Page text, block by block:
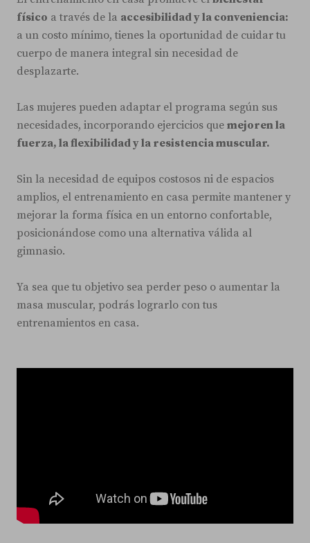
físico a través de la accesibilidad y la conveniencia:
a un costo mínimo, tienes la oportunidad de cuidar tu
cuerpo de manera integral sin necesidad de
desplazarte.
Las mujeres pueden adaptar el programa según sus
necesidades, incorporando ejercicios que mejoren la
fuerza, la flexibilidad y la resistencia muscular.
Sin la necesidad de equipos costosos ni de espacios
amplios, el entrenamiento en casa permite mantener y
mejorar la forma física en un entorno confortable,
posicionándose como una alternativa válida al
gimnasio.
Ya sea que tu objetivo sea perder peso o aumentar la
masa muscular, podrás lograrlo con tus
entrenamientos en casa.